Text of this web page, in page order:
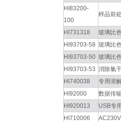
HI83200-
100
样品前
HI731318
玻璃比
HI93703-58 玻璃比
HI93703-50 玻璃比
HI93703-53 消除氯
HI740038
专用溶
HI92000
数据传
HI920013
USB专
HI710006